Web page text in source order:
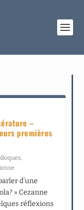
–
premières
d’une
» Cezanne
réflexions